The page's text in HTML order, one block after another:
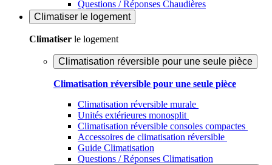
Questions / Réponses Chaudières
Climatiser le logement
Climatiser le logement
Climatisation réversible pour une seule pièce
Climatisation réversible pour une seule pièce
Climatisation réversible murale
Unités extérieures monosplit
Climatisation réversible consoles compactes
Accessoires de climatisation réversible
Guide Climatisation
Questions / Réponses Climatisation